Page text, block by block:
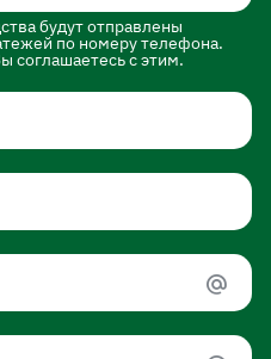
будут отправлены
по номеру телефона.
соглашаетесь с этим.